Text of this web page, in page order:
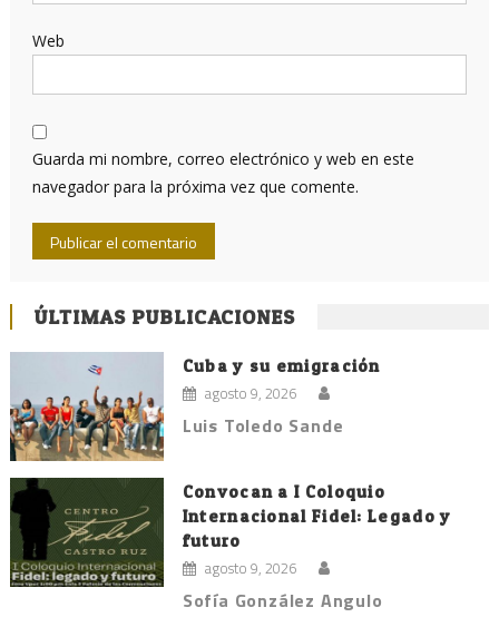
Web
Guarda mi nombre, correo electrónico y web en este
navegador para la próxima vez que comente.
ÚLTIMAS PUBLICACIONES
Cuba y su emigración
agosto 9, 2026
Luis Toledo Sande
Convocan a I Coloquio
Internacional Fidel: Legado y
futuro
agosto 9, 2026
Sofía González Angulo